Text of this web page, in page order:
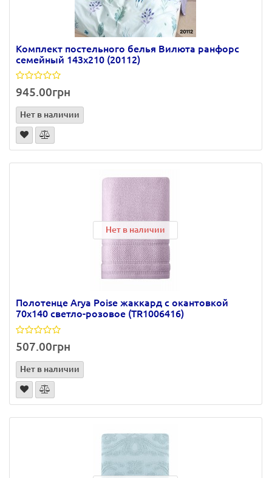
Комплект постельного белья Вилюта ранфорс
семейный 143х210 (20112)
945.00грн
Нет в наличии
Нет в наличии
Полотенце Arya Poise жаккард с окантовкой
70х140 светло-розовое (TR1006416)
507.00грн
Нет в наличии